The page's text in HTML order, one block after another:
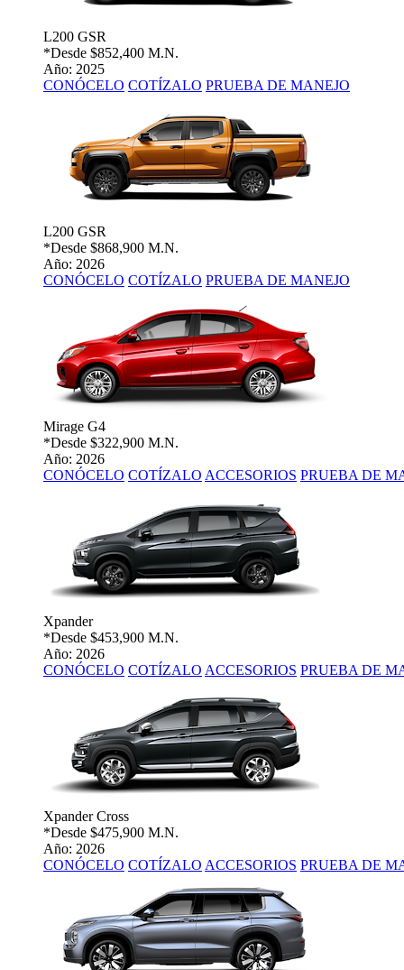
L200 GSR
*Desde $852,400 M.N.
Año: 2025
CONÓCELO COTÍZALO PRUEBA DE MANEJO
L200 GSR
*Desde $868,900 M.N.
Año: 2026
CONÓCELO COTÍZALO PRUEBA DE MANEJO
Mirage G4
*Desde $322,900 M.N.
Año: 2026
CONÓCELO COTÍZALO ACCESORIOS PRUEBA DE
Xpander
*Desde $453,900 M.N.
Año: 2026
CONÓCELO COTÍZALO ACCESORIOS PRUEBA DE
Xpander Cross
*Desde $475,900 M.N.
Año: 2026
CONÓCELO COTÍZALO ACCESORIOS PRUEBA DE